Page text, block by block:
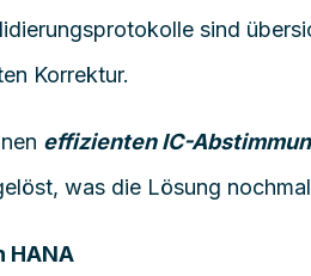
sind
Korrektur.
effizienten IC-
was die Lösung
HANA